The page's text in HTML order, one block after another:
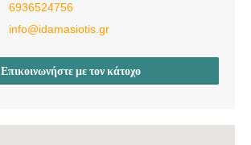
6936524756
info@idamasiotis.gr
Επικοινωνήστε με τον κάτοχο